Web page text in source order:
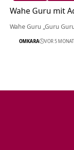
Wahe Guru mit
Wahe Guru „Guru
OMKARA VOR 5